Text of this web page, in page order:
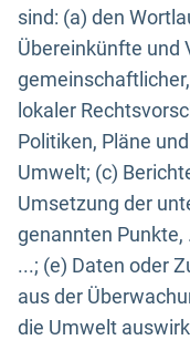
sind: (a) den
Übereinkünfte und
lokaler
Politiken, Pläne
Umwelt; (c)
Umsetzung der
genannten
...; (e) Daten oder
aus der
die Umwelt